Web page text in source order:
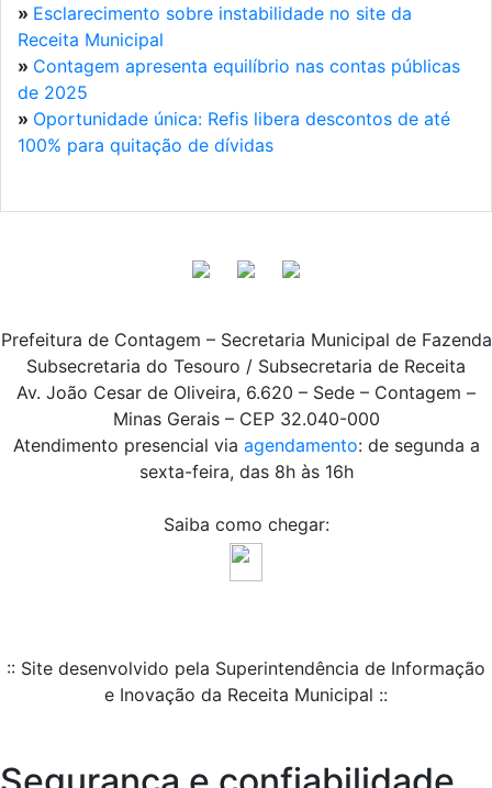
» Esclarecimento sobre instabilidade no site da
Receita Municipal
» Contagem apresenta equilíbrio nas contas públicas
de 2025
» Oportunidade única: Refis libera descontos de até
100% para quitação de dívidas
Prefeitura de Contagem – Secretaria Municipal de Fazenda
Subsecretaria do Tesouro / Subsecretaria de Receita
Av. João Cesar de Oliveira, 6.620 – Sede – Contagem –
Minas Gerais – CEP 32.040-000
Atendimento presencial via agendamento: de segunda a
sexta-feira, das 8h às 16h
Saiba como chegar:
:: Site desenvolvido pela Superintendência de Informação
e Inovação da Receita Municipal ::